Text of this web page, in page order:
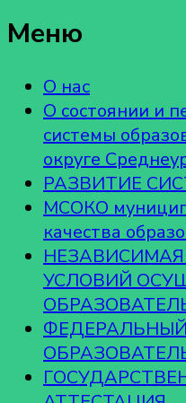
Меню
О нас
О состоянии и
системы
округе
РАЗВИТИЕ
МСОКО
качества
УСЛОВИЙ